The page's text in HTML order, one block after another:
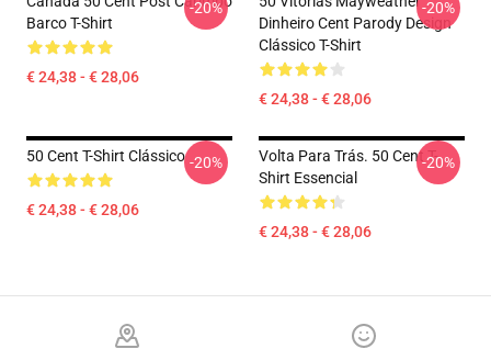
Barco T-Shirt
€ 24,38 - € 28,06
-20%
Dinheiro Cent Parody Design
Clássico T-Shirt
€ 24,38 - € 28,06
-20%
50 Cent T-Shirt Clássico
€ 24,38 - € 28,06
-20%
Volta Para Trás. 50 Cent T-
Shirt Essencial
€ 24,38 - € 28,06
-20%